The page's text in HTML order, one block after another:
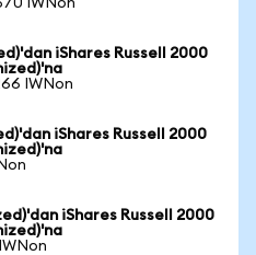
IWNon
iShares Russell 2000
IWNon
iShares Russell 2000
iShares Russell 2000